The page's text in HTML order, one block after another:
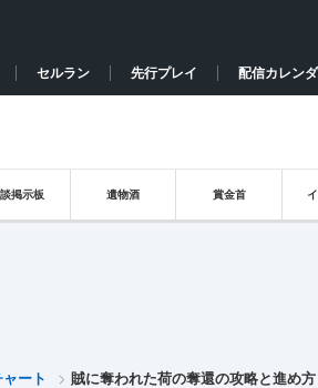
セルラン 先行プレイ 配信カレン
掲示板 遺物酒 賞金首
ート 賊に奪われた荷の奪還の攻略と進め